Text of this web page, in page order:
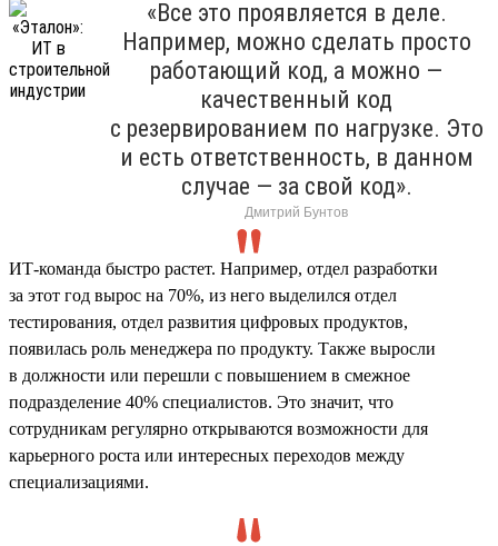
«Все это проявляется в деле.
Например, можно сделать просто
работающий код, а можно —
качественный код
с резервированием по нагрузке. Это
и есть ответственность, в данном
случае — за свой код».
Дмитрий Бунтов
ИТ-команда быстро растет. Например, отдел разработки
за этот год вырос на 70%, из него выделился отдел
тестирования, отдел развития цифровых продуктов,
появилась роль менеджера по продукту. Также выросли
в должности или перешли с повышением в смежное
подразделение 40% специалистов. Это значит, что
сотрудникам регулярно открываются возможности для
карьерного роста или интересных переходов между
специализациями.